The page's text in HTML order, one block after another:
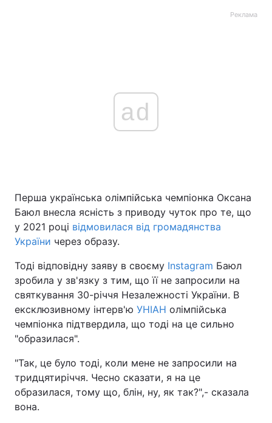
Реклама
ad
Перша українська олімпійська чемпіонка Оксана
Баюл внесла ясність з приводу чуток про те, що
у 2021 році відмовилася від громадянства
України через образу.
Тоді відповідну заяву в своєму Instagram Баюл
зробила у зв'язку з тим, що її не запросили на
святкування 30-річчя Незалежності України. В
ексклюзивному інтерв'ю УНІАН олімпійська
чемпіонка підтвердила, що тоді на це сильно
"образилася".
"Так, це було тоді, коли мене не запросили на
тридцятиріччя. Чесно сказати, я на це
образилася, тому що, блін, ну, як так?",- сказала
вона.